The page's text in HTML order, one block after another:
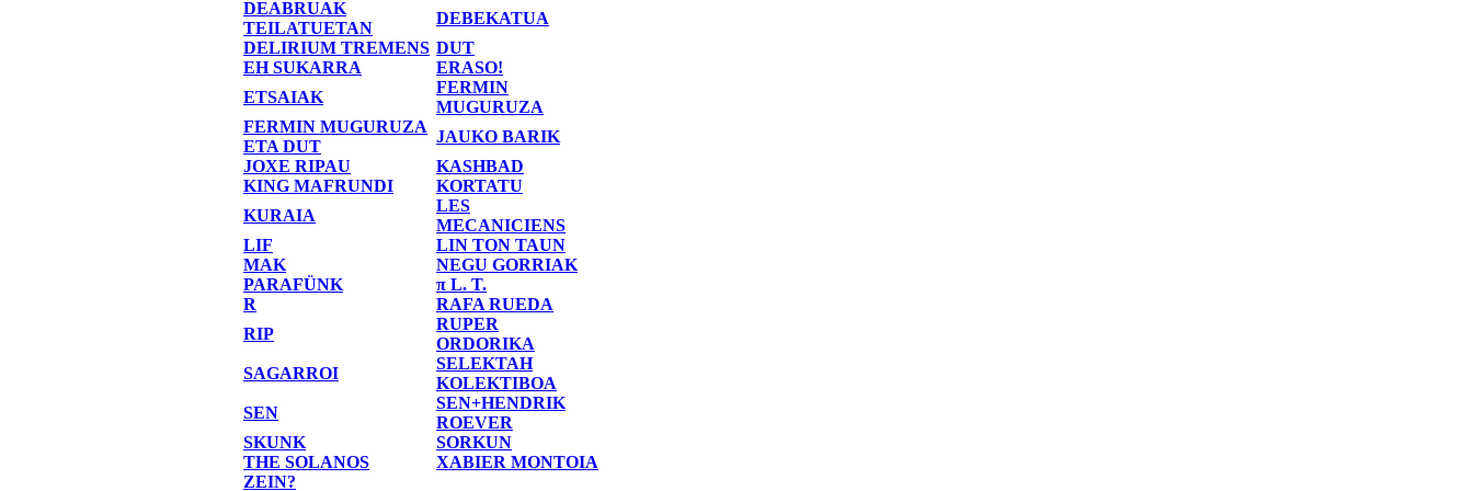
DEABRUAK
TEILATUETAN
DEBEKATUA
DELIRIUM TREMENS DUT
EH SUKARRA
ERASO!
ETSAIAK
FERMIN
MUGURUZA
FERMIN MUGURUZA
ETA DUT
JAUKO BARIK
JOXE RIPAU
KASHBAD
KING MAFRUNDI
KORTATU
KURAIA
LES
MECANICIENS
LIF
LIN TON TAUN
MAK
NEGU GORRIAK
PARAFÜNK
π L. T.
R
RAFA RUEDA
RIP
RUPER
ORDORIKA
SAGARROI
SELEKTAH
KOLEKTIBOA
SEN
SEN+HENDRIK
ROEVER
SKUNK
SORKUN
THE SOLANOS
XABIER MONTOIA
ZEIN?